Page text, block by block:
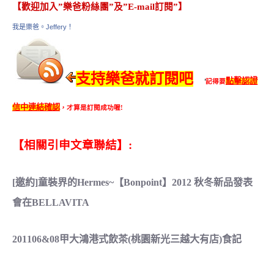
【歡迎加入”樂爸粉絲團”及”E-mail訂閱”】
我是樂爸。Jeffery！
支持樂爸就訂閱吧 記得要點擊認證
信中連結確認，才算是訂閱成功喔!
【相關引申文章聯結】:
[邀約]童裝界的H​ermes~【Bonp​oint】2012 秋冬新品發表
會在BELLAVITA
201106&08甲大鴻港式飲茶(桃園新光三越大有店)食記